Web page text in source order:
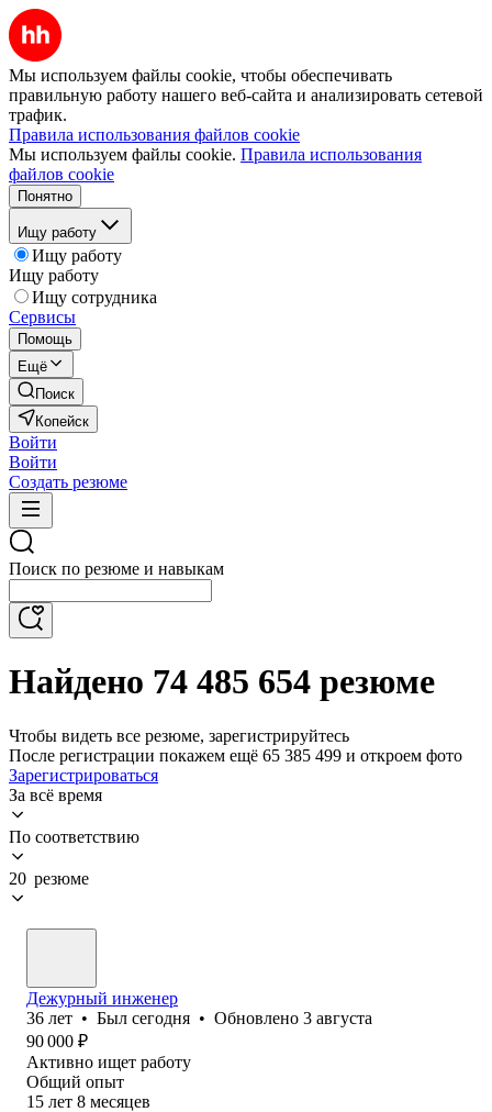
Мы используем файлы cookie, чтобы обеспечивать
правильную работу нашего веб-сайта и анализировать сетевой
трафик.
Правила использования файлов cookie
Мы используем файлы cookie. Правила использования
файлов cookie
Понятно
Ищу работу
Ищу работу
Ищу работу
Ищу сотрудника
Сервисы
Помощь
Ещё
Поиск
Копейск
Войти
Войти
Создать резюме
Поиск по резюме и навыкам
Найдено 74 485 654 резюме
Чтобы видеть все резюме, зарегистрируйтесь
После регистрации покажем ещё 65 385 499 и откроем фото
Зарегистрироваться
За всё время
По соответствию
20 резюме
Дежурный инженер
36 лет • Был сегодня • Обновлено 3 августа
90 000 ₽
Активно ищет работу
Общий опыт
15 лет 8 месяцев